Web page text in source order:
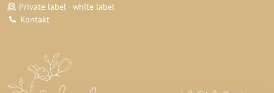
Private label - white label
Kontakt